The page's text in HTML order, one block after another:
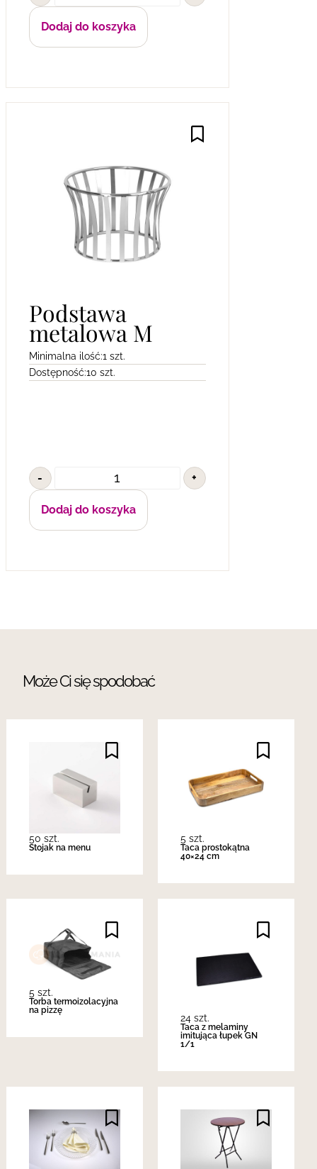
Dodaj do koszyka
Podstawa
metalowa M
Minimalna ilość:1 szt.
Dostępność:10 szt.
- +
Dodaj do koszyka
Może Ci się spodobać
50 szt.
Stojak na menu
5 szt.
Taca prostokątna
40×24 cm
5 szt.
Torba termoizolacyjna
na pizzę
24 szt.
Taca z melaminy
imitująca łupek GN
1/1